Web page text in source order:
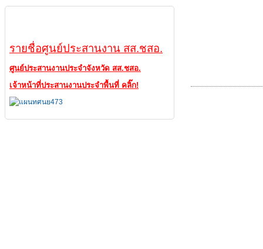
รายชื่อศูนย์ประสานงาน สส.ชสอ.
ศูนย์ประสานงานประจำจังหวัด สส.ชสอ.
เจ้าหน้าที่ประสานงานประจำพื้นที่ คลิ๊ก!